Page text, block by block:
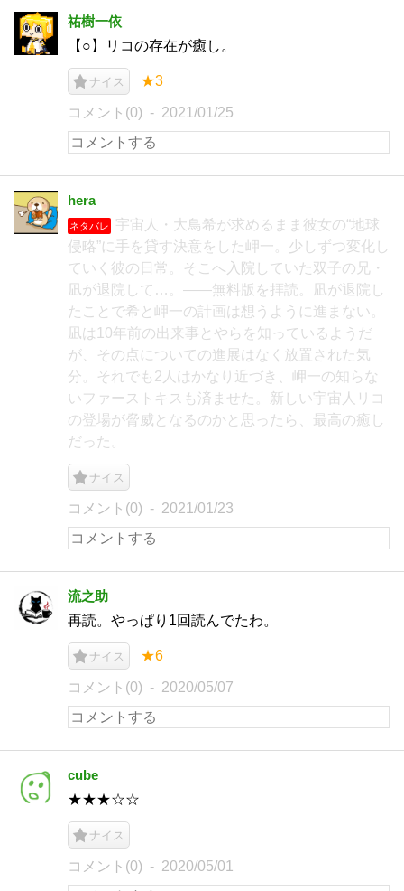
祐樹一依
【○】リコの存在が癒し。
ナイス ★3
コメント(0) 2021/01/25
hera
ネタバレ
宇宙人・大鳥希が求めるまま彼女の“地球
侵略”に手を貸す決意をした岬一。少しずつ変化し
ていく彼の日常。そこへ入院していた双子の兄・
凪が退院して…。――無料版を拝読。凪が退院し
たことで希と岬一の計画は想うように進まない。
凪は10年前の出来事とやらを知っているようだ
が、その点についての進展はなく放置された気
分。それでも2人はかなり近づき、岬一の知らな
いファーストキスも済ませた。新しい宇宙人リコ
の登場が脅威となるのかと思ったら、最高の癒し
だった。
ナイス
コメント(0) 2021/01/23
流之助
再読。やっぱり1回読んでたわ。
ナイス ★6
コメント(0) 2020/05/07
cube
★★★☆☆
ナイス
コメント(0) 2020/05/01